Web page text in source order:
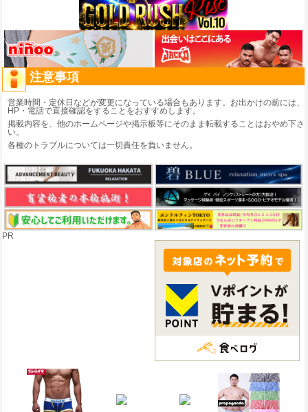
注意事項
営業時間・定休日などが変更になっている場合もあります。お出かけの前には、
HP・電話で直接確認をすることをおすすめします。
掲載内容を、他のホームページや掲示板等にそのまま転載することはおやめ下さ
い。
各種のトラブルについては一切責任を負いません。
PR